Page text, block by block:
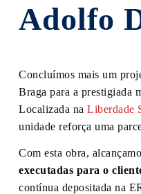
Adolfo
Concluímos mais um
Braga para a prestigiada
Localizada naLiberdade
unidade reforça uma
Com esta obra,
executadas para o
contínua depositada na